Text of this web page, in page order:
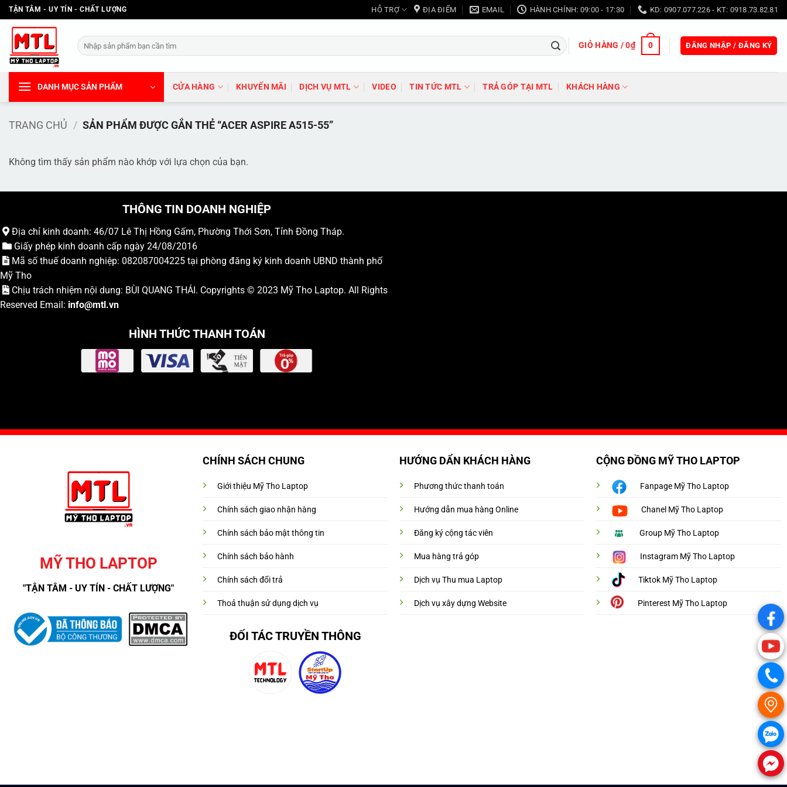
Bỏ
qua
dung
TẬN TÂM - UY TÍN - CHẤT LƯỢNG HỖ TRỢ ĐỊA ĐIỂM EMAIL HÀNH CHÍNH: 09:00 - 17:30 KD: 0907.077.226 - KT: 0918.73.82.81
Tìm
kiếm:
GIỎ HÀNG /0₫ 0 ĐĂNG NHẬP / ĐĂNG KÝ
DANH MỤC SẢN PHẨM CỬA HÀNG KHUYẾN MÃI DỊCH VỤ MTL VIDEO TIN TỨC MTL TRẢ GÓP TẠI MTL KHÁCH HÀNG
TRANG CHỦ / SẢN PHẨM ĐƯỢC GẮN THẺ “ACER ASPIRE A515-55”
Không tìm thấy sản phẩm nào khớp với lựa chọn của bạn.
THÔNG TIN DOANH NGHIỆP
Địa chỉ kinh doanh: 46/07 Lê Thị Hồng Gấm, Phường Thới Sơn, Tỉnh Đồng Tháp.
Giấy phép kinh doanh cấp ngày 24/08/2016
Mã số thuế doanh nghiệp: 082087004225 tại phòng đăng ký kinh doanh UBND thành phố
Mỹ Tho
Chịu trách nhiệm nội dung: BÙI QUANG THÁI. Copyrights © 2023 Mỹ Tho Laptop. All Rights
Reserved Email: info@mtl.vn
HÌNH THỨC THANH TOÁN
MỸ THO LAPTOP
"TẬN TÂM - UY TÍN - CHẤT LƯỢNG"
CHÍNH SÁCH CHUNG
Giới thiệu Mỹ Tho Laptop
Chính sách giao nhận hàng
Chính sách bảo mật thông tin
Chính sách bảo hành
Chính sách đổi trả
Thoả thuận sử dụng dịch vụ
ĐỐI TÁC TRUYỀN THÔNG
HƯỚNG DẨN KHÁCH HÀNG
Phương thức thanh toán
Hướng dẫn mua hàng Online
Đăng ký cộng tác viên
Mua hàng trả góp
Dịch vụ Thu mua Laptop
Dịch vụ xây dựng Website
CỘNG ĐỒNG MỸ THO LAPTOP
Fanpage Mỹ Tho Laptop
Chanel Mỹ Tho Laptop
Group Mỹ Tho Laptop
Instagram Mỹ Tho Laptop
Tiktok Mỹ Tho Laptop
Pinterest Mỹ Tho Laptop
.
.
.
.
.
.